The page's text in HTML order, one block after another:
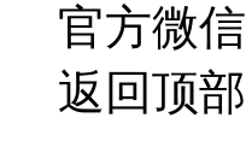
官方微信
返回顶部